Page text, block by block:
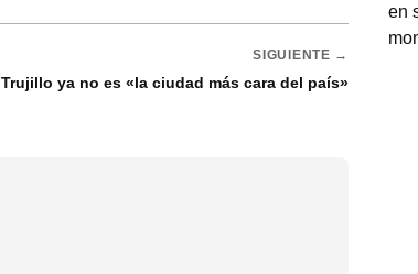
SIGUIENTE →
Trujillo ya no es «la ciudad más cara del país»